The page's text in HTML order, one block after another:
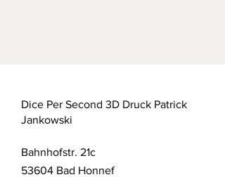
Dieses Produkt wurde im FDM 3D
Druck Verfahren aus Filament
aktuellem Stand der Technik gefertigt
und gereinigt.
Dice Per Second 3D Druck Patrick
Jankowski
Bahnhofstr. 21c
53604 Bad Honnef